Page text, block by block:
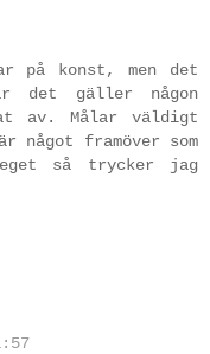
på konst, men det
det gäller någon
av. Målar väldigt
något framöver som
så trycker jag